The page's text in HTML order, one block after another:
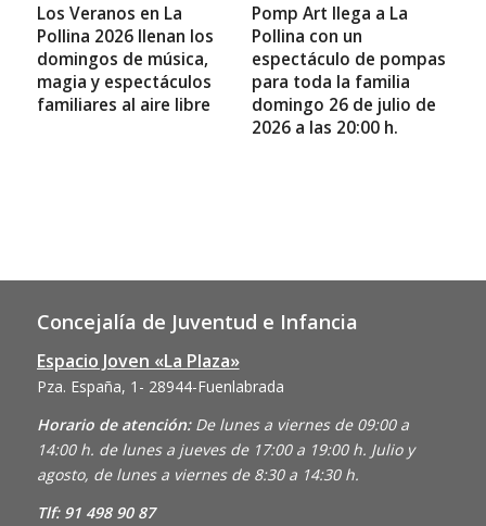
Los Veranos en La
Pollina 2026 llenan los
domingos de música,
magia y espectáculos
familiares al aire libre
Pomp Art llega a La
Pollina con un
espectáculo de pompas
para toda la familia
domingo 26 de julio de
2026 a las 20:00 h.
Concejalía de Juventud e Infancia
Espacio Joven «La Plaza»
Pza. España, 1- 28944-Fuenlabrada
Horario de atención: De lunes a viernes de 09:00 a
14:00 h. de lunes a jueves de 17:00 a 19:00 h. Julio y
agosto, de lunes a viernes de 8:30 a 14:30 h.
Tlf: 91 498 90 87